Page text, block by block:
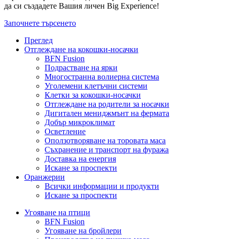
да си създадете Вашия личен Big Experience!
Започнете търсенето
Преглед
Отглеждане на кокошки-носачки
BFN Fusion
Подрастване на ярки
Многостранна волиерна система
Уголемени клетъчни системи
Клетки за кокошки-носачки
Отглеждане на родители за носачки
Дигитален мениджмънт на фермата
Добър микроклимат
Осветление
Оползотворяване на торовата маса
Съхранение и транспорт на фуража
Доставка на енергия
Искане за проспекти
Оранжерии
Всички информации и продукти
Искане за проспекти
Угояване на птици
BFN Fusion
Угояване на бройлери